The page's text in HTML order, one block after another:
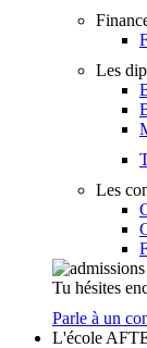
Les
Les
Tu hésites
Parle à un
L'école